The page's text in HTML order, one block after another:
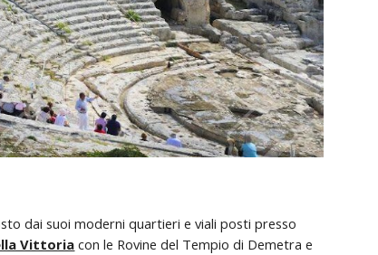
dai suoi moderni quartieri e viali posti presso
Vittoria con le Rovine del Tempio di Demetra e